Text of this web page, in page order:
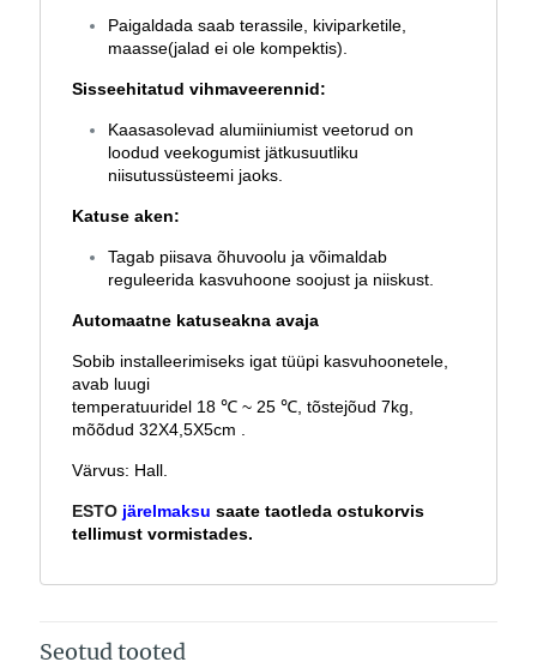
Paigaldada saab terassile, kiviparketile,
maasse(jalad ei ole kompektis).
Sisseehitatud vihmaveerennid:
Kaasasolevad alumiiniumist veetorud on
loodud veekogumist jätkusuutliku
niisutussüsteemi jaoks.
Katuse aken:
Tagab piisava õhuvoolu ja võimaldab
reguleerida kasvuhoone soojust ja niiskust.
Automaatne katuseakna avaja
Sobib installeerimiseks igat tüüpi kasvuhoonetele,
avab luugi
temperatuuridel 18 ℃ ~ 25 ℃, tõstejõud 7kg,
mõõdud 32X4,5X5cm .
Värvus: Hall.
ESTO järelmaksusaate taotleda ostukorvis
tellimust vormistades.
Seotud tooted